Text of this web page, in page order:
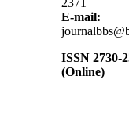
2371
E-mail:
ISSN 2730-
(Online)